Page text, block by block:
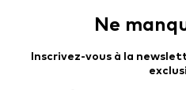
Ne
Inscrivez-vous à la